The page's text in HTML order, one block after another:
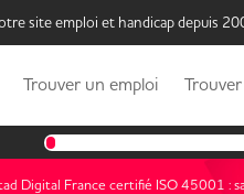
site emploi et handicap depuis
Trouver un emploi
Digital France certifié ISO 45001 :